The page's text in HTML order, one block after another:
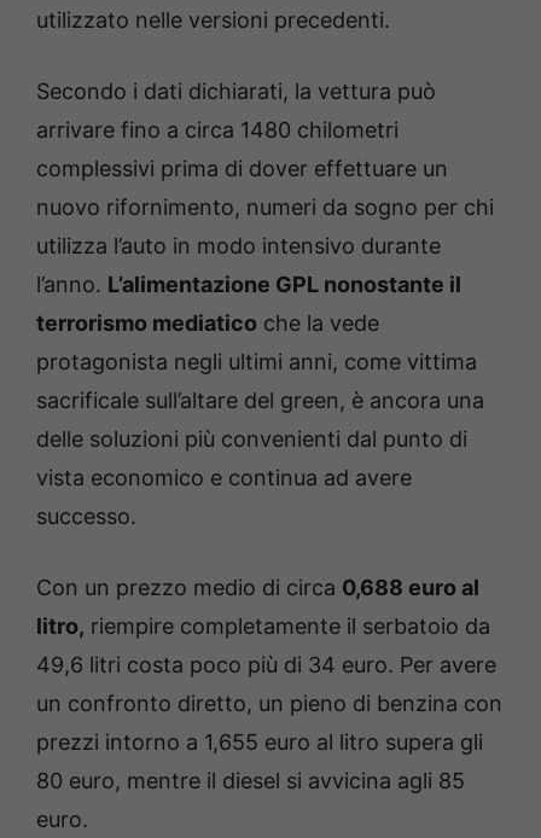
utilizzato nelle versioni precedenti.
Secondo i dati dichiarati, la vettura può
arrivare fino a circa 1480 chilometri
complessivi prima di dover effettuare un
nuovo rifornimento, numeri da sogno per chi
utilizza l’auto in modo intensivo durante
l’anno. L’alimentazione GPL nonostante il
terrorismo mediatico che la vede
protagonista negli ultimi anni, come vittima
sacrificale sull’altare del green, è ancora una
delle soluzioni più convenienti dal punto di
vista economico e continua ad avere
successo.
Con un prezzo medio di circa 0,688 euro al
litro, riempire completamente il serbatoio da
49,6 litri costa poco più di 34 euro. Per avere
un confronto diretto, un pieno di benzina con
prezzi intorno a 1,655 euro al litro supera gli
80 euro, mentre il diesel si avvicina agli 85
euro.